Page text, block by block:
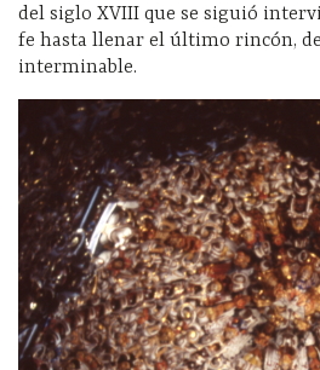
del siglo XVIII que se siguió
fe hasta llenar el último rincón,
interminable.